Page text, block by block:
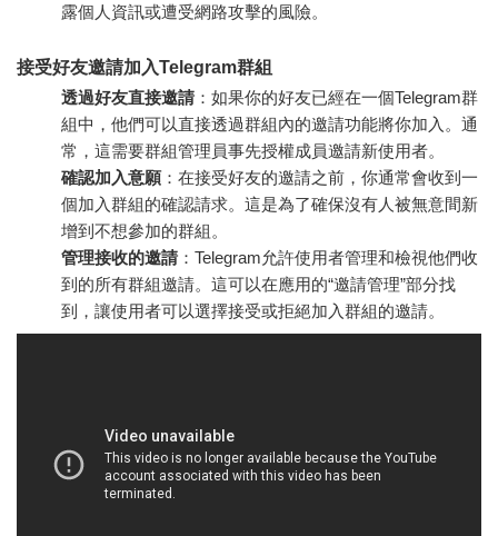
露個人資訊或遭受網路攻擊的風險。
接受好友邀請加入Telegram群組
透過好友直接邀請 ：如果你的好友已經在一個Telegram群
組中，他們可以直接透過群組內的邀請功能將你加入。通
常，這需要群組管理員事先授權成員邀請新使用者。
確認加入意願：在接受好友的邀請之前，你通常會收到一
個加入群組的確認請求。這是為了確保沒有人被無意間新
增到不想參加的群組。
管理接收的邀請 ：Telegram允許使用者管理和檢視他們收
到的所有群組邀請。這可以在應用的“邀請管理”部分找
到，讓使用者可以選擇接受或拒絕加入群組的邀請。